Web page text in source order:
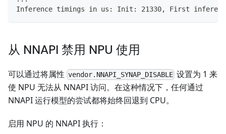
Inference timings in us: Init: 21330, First
从 NNAPI 禁用 NPU 使用
可以通过将属性 vendor.NNAPI_SYNAP_DISABLE 设置为 1 来
使 NPU 无法从 NNAPI 访问。在这种情况下，任何通过
NNAPI 运行模型的尝试都将始终回退到 CPU。
启用 NPU 的 NNAPI 执行：